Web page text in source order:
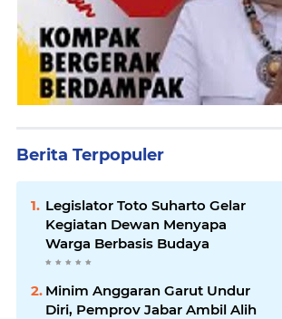
Berita Terpopuler
Legislator Toto Suharto Gelar
Kegiatan Dewan Menyapa
Warga Berbasis Budaya
Minim Anggaran Garut Undur
Diri, Pemprov Jabar Ambil Alih